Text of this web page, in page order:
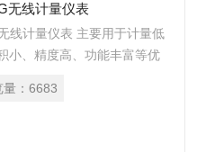
无线计量仪表
线计量仪表 主要用于计量低
小、精度高、功能丰富等优
外置互感器的电流采样模
安装使用。可灵活安装于配
： 6683